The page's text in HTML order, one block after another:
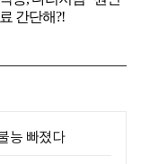
능 빠졌다